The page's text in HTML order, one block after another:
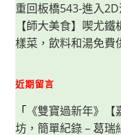
重回板橋543-進入
【師大美食】喫尤
樣菜，飲料和湯免費
近期留言
「 《雙寶過新年》
坊，簡單紀錄 – 葛瑞